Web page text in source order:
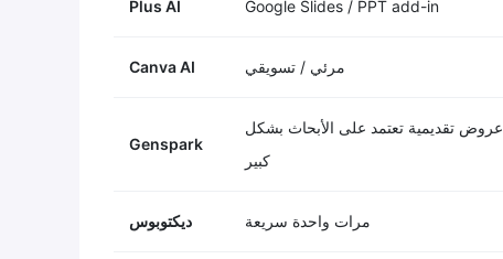
Plus AI Google Slides / PPT add-in
Canva AI مرئي / تسويقي
Genspark
عروض تقديمية تعتمد على الأبحاث بشكل
كبير
ديكتوبوس مرات واحدة سريعة